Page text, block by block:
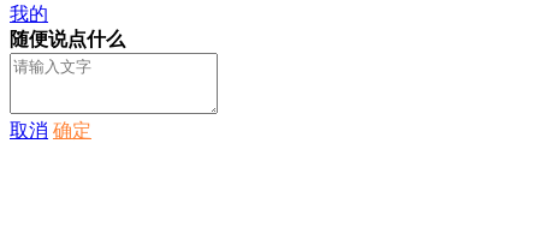
我的
随便说点什么
取消 确定